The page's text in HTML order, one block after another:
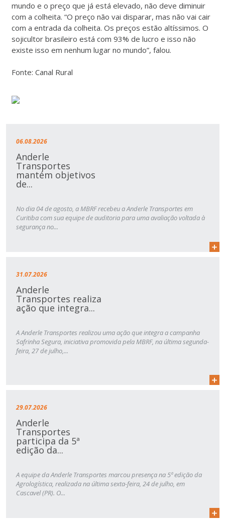
mundo e o preço que já está elevado, não deve diminuir
com a colheita. “O preço não vai disparar, mas não vai cair
com a entrada da colheita. Os preços estão altíssimos. O
sojicultor brasileiro está com 93% de lucro e isso não
existe isso em nenhum lugar no mundo”, falou.
Fonte: Canal Rural
06.08.2026
Anderle
Transportes
mantém objetivos
de...
No dia 04 de agosto, a MBRF recebeu a Anderle Transportes em
Curitiba com sua equipe de auditoria para uma avaliação voltada à
segurança no...
31.07.2026
Anderle
Transportes realiza
ação que integra...
A Anderle Transportes realizou uma ação que integra a campanha
Safrinha Segura, iniciativa promovida pela MBRF, na última segunda-
feira, 27 de julho,...
29.07.2026
Anderle
Transportes
participa da 5ª
edição da...
A equipe da Anderle Transportes marcou presença na 5ª edição da
Agrologística, realizada na última sexta-feira, 24 de julho, em
Cascavel (PR). O...